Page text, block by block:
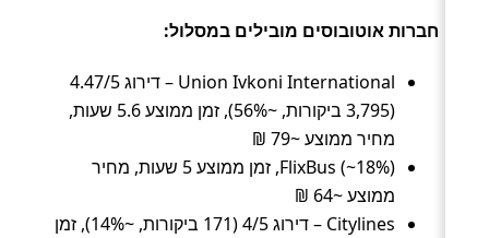
חברות אוטובוסים מובילים במסלול:
Union Ivkoni International – דירוג 4.47/5
(3,795 ביקורות, ~56%), זמן ממוצע 5.6 שעות,
מחיר ממוצע ~79 ₪
FlixBus (~18%), זמן ממוצע 5 שעות, מחיר
ממוצע ~64 ₪
Citylines – דירוג 4/5 (171 ביקורות, ~14%), זמן